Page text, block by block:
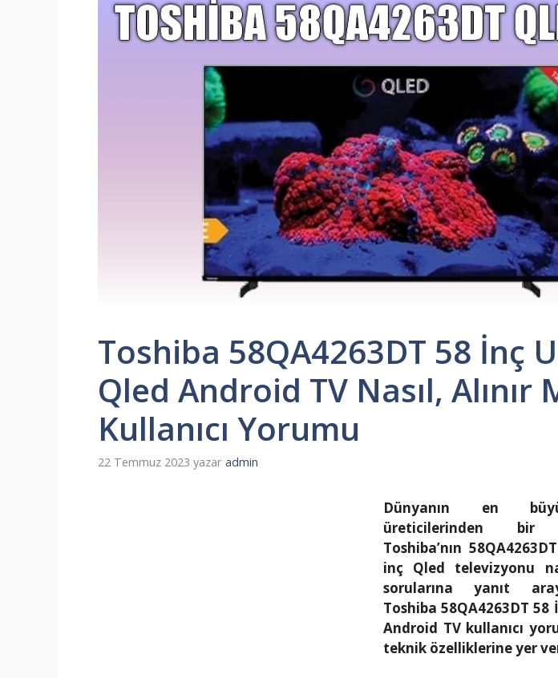
Toshiba 58QA4263DT 58 İnç
Qled Android TV Nasıl, Alınır
Kullanıcı Yorumu
22 Temmuz 2023 yazar admin
Dünyanın en
üreticilerinden
Toshiba’nın
inç Qled televizyonu
sorularına yanıt
Toshiba 58QA4263DT
Android TV kullanıcı
teknik özelliklerine yer